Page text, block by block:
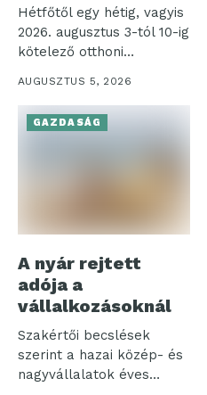
Hétfőtől egy hétig, vagyis
2026. augusztus 3-tól 10-ig
kötelező otthoni
AUGUSZTUS 5, 2026
GAZDASÁG
A nyár rejtett
adója a
vállalkozásoknál
Szakértői becslések
szerint a hazai közép- és
nagyvállalatok éves